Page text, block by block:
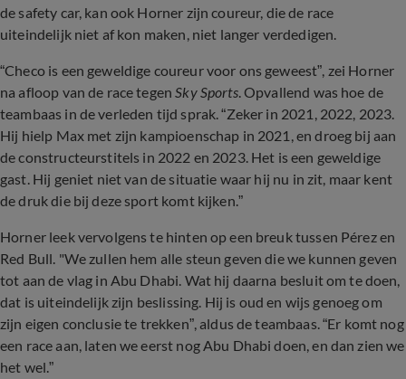
de safety car, kan ook Horner zijn coureur, die de race
uiteindelijk niet af kon maken, niet langer verdedigen.
“Checo is een geweldige coureur voor ons geweest”, zei Horner
na afloop van de race tegenSky Sports. Opvallend was hoe de
teambaas in de verleden tijd sprak. “Zeker in 2021, 2022, 2023.
Hij hielp Max met zijn kampioenschap in 2021, en droeg bij aan
de constructeurstitels in 2022 en 2023. Het is een geweldige
gast. Hij geniet niet van de situatie waar hij nu in zit, maar kent
de druk die bij deze sport komt kijken.”
Horner leek vervolgens te hinten op een breuk tussen Pérez en
Red Bull. "We zullen hem alle steun geven die we kunnen geven
tot aan de vlag in Abu Dhabi. Wat hij daarna besluit om te doen,
dat is uiteindelijk zijn beslissing. Hij is oud en wijs genoeg om
zijn eigen conclusie te trekken”, aldus de teambaas. “Er komt nog
een race aan, laten we eerst nog Abu Dhabi doen, en dan zien we
het wel.”